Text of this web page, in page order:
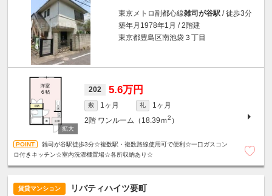
東京メトロ副都心線雑司が谷駅 / 徒歩3分
築年月1978年1月 / 2階建
東京都豊島区南池袋３丁目
202 5.6万円
敷 1ヶ月 礼
1ヶ月
2階 ワンルーム（18.39ｍ2 ）
雑司が谷駅徒歩3分☆複数駅・複数路線使用可で便利☆一口ガスコン
ロ付きキッチン☆室内洗濯機置場☆各所収納あり☆
賃貸マンション リバティハイツ要町